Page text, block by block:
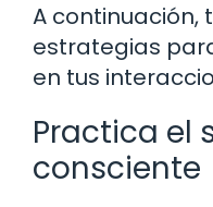
A continuación,
estrategias
en tus
Practica el
consciente